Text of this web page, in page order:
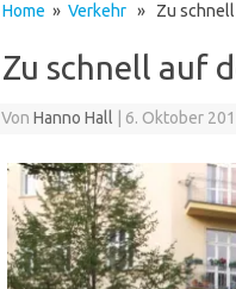
Home » Verkehr» Zu schnell
Zu schnell auf
VonHanno Hall 6. Oktober